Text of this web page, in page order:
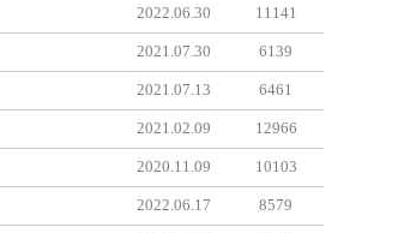
2022.06.30 11141
2021.07.30 6139
2021.07.13 6461
2021.02.09 12966
2020.11.09 10103
2022.06.17 8579